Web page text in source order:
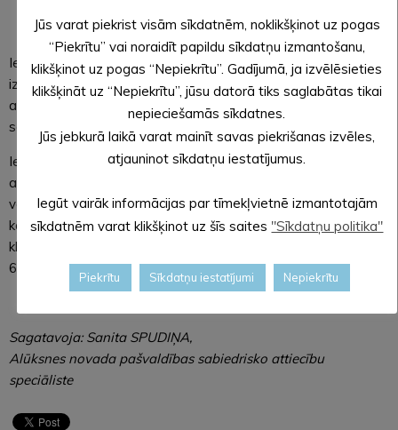
sākuma datums.
Iesniegumu VSAA visērtāk iesniegt portālā Latvija.lv,
izvēloties e-pakalpojumu “Iesniegums iestādei”, pievienojot
aizpildītu veidlapu “Iesniegums slimības palīdzības pabalsta
saņemšanai” vai rakstot iesniegumu brīvā formā.
Iesniegumam jāpievieno skenētas izziņas. Iesniegumu kopā
ar izziņām var arī nosūtīt pa pastu, adresējot VSAA nodaļai,
vai atstāt klientu apkalpošanas centrā izvietotajās pasta
kastītēs darba laikā no plkst. 8.30 līdz 17.00. VSAA Alūksnes
klientu apkalpošanas centra tālrunis jautājumu gadījumā
64307087.
Sagatavoja: Sanita SPUDIŅA,
Alūksnes novada pašvaldības sabiedrisko attiecību
speciāliste
Jūs varat piekrist visām sīkdatnēm, noklikšķinot uz pogas
“Piekrītu” vai noraidīt papildu sīkdatņu izmantošanu,
klikšķinot uz pogas “Nepiekrītu”. Gadījumā, ja izvēlēsieties
klikšķināt uz “Nepiekrītu”, jūsu datorā tiks saglabātas tikai
nepieciešamās sīkdatnes.
Jūs jebkurā laikā varat mainīt savas piekrišanas izvēles,
atjauninot sīkdatņu iestatījumus.
Iegūt vairāk informācijas par tīmekļvietnē izmantotajām
sīkdatnēm varat klikšķinot uz šīs saites "Sīkdatņu politika"
Piekrītu Sīkdatņu iestatījumi Nepiekrītu